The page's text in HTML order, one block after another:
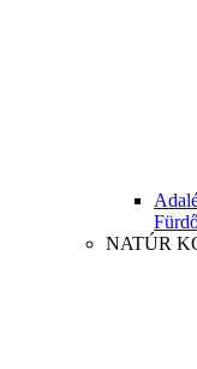
NATÚR